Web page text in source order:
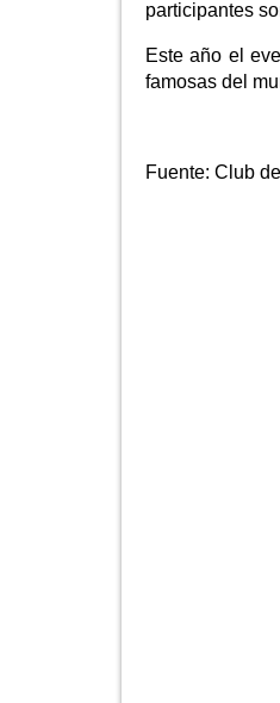
participantes
Este año el
famosas del
Fuente: Club